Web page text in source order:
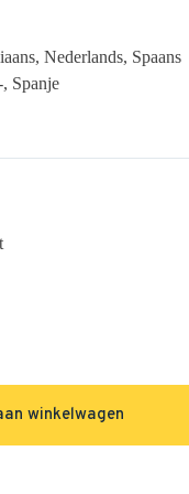
Nederlands, Spaans
Spanje
winkelwagen